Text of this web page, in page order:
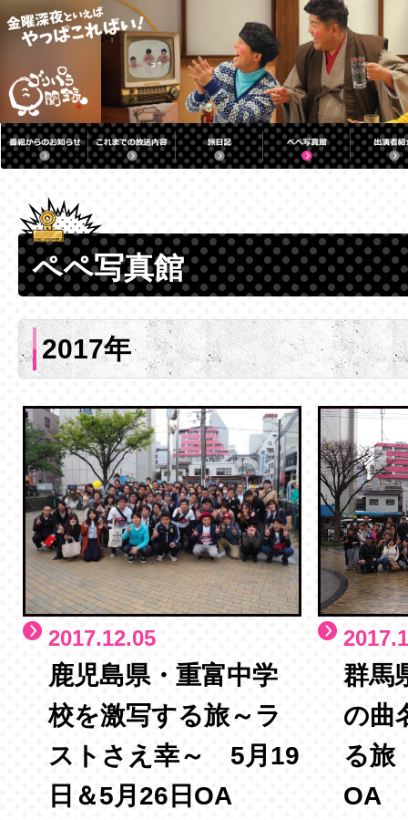
ペペ写真館
2017年
2017.12.05
鹿児島県・重富中学
校を激写する旅～ラ
ストさえ幸～ 5月19
日＆5月26日OA
群馬
の曲
る旅
OA